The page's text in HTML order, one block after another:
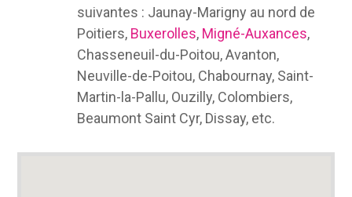
suivantes : Jaunay-Marigny au nord de
Poitiers, Buxerolles, Migné-Auxances,
Chasseneuil-du-Poitou, Avanton,
Neuville-de-Poitou, Chabournay, Saint-
Martin-la-Pallu, Ouzilly, Colombiers,
Beaumont Saint Cyr, Dissay, etc.